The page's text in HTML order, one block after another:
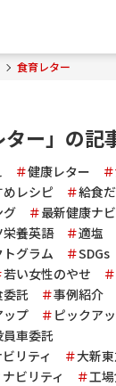
食育レター
ー」の記
健康レター
めレシピ
給食
グ
最新健康ナビ
栄養英語 適塩
グラム SDGs
若い女性のやせ
委託 事例紹介
ップ
ピックア
員車委託
リティ
大新
ビリティ
工